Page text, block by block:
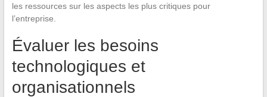
les ressources sur les aspects les plus critiques pour
l’entreprise.
Évaluer les besoins
technologiques et
organisationnels